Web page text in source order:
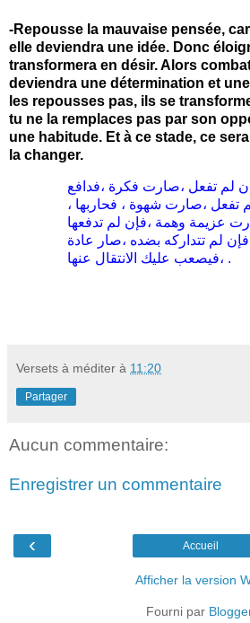
-Repousse la mauvaise pensée,
elle deviendra une idée. Donc
transformera en désir. Alors
deviendra une détermination et
les repousses pas, ils se
tu ne la remplaces pas par son
une habitude. Et à ce stade, ce
la changer.
لم تفعل ،صارت فكرة ،فدافع
تفعل ،صارت شهوة ، فحاربها ،
عزيمة وهمة ،فإن لم تدفعها
لم تتداركه بضده ،صار عادة
،فيصعب عليك الانتقال عنها .
Versets à méditer à 11:20
Partager
Aucun commentaire:
Enregistrer un commentaire
‹ Accueil
Afficher la version
Fourni par